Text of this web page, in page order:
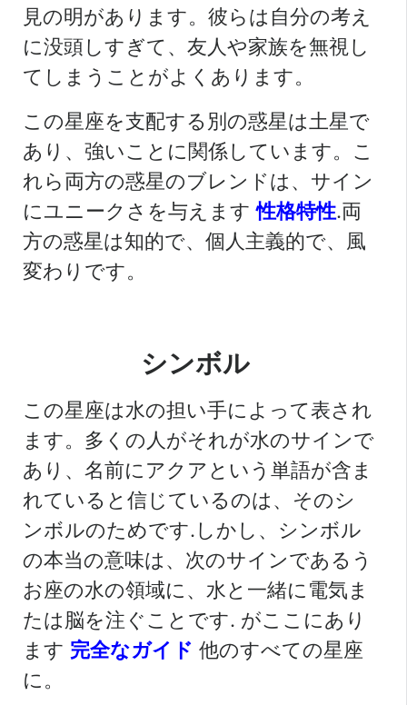
見の明があります。彼らは自分の考え
に没頭しすぎて、友人や家族を無視し
てしまうことがよくあります。
この星座を支配する別の惑星は土星で
あり、強いことに関係しています。こ
れら両方の惑星のブレンドは、サイン
にユニークさを与えます性格特性.両
方の惑星は知的で、個人主義的で、風
変わりです。
シンボル
この星座は水の担い手によって表され
ます。多くの人がそれが水のサインで
あり、名前にアクアという単語が含ま
れていると信じているのは、そのシ
ンボルのためです.しかし、シンボル
の本当の意味は、次のサインであるう
お座の水の領域に、水と一緒に電気ま
たは脳を注ぐことです. がここにあり
ます 完全なガイド 他のすべての星座
に。